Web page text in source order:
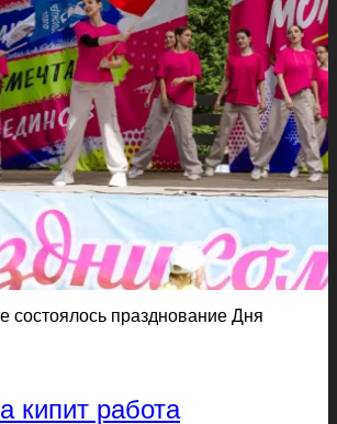
состоялось празднование Дня
кипит работа